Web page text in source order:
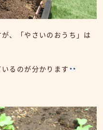
、「やさいのおうち」は
るのが分かります